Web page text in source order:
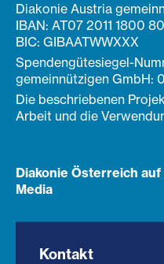
Diakonie Austria
IBAN: AT07 2011 1800
BIC: GIBAATWWXXX
Spendengütesiegel-
gemeinnützigen GmbH:
Die beschriebenen
Arbeit und die
Diakonie Österreich auf
Media
Kontakt